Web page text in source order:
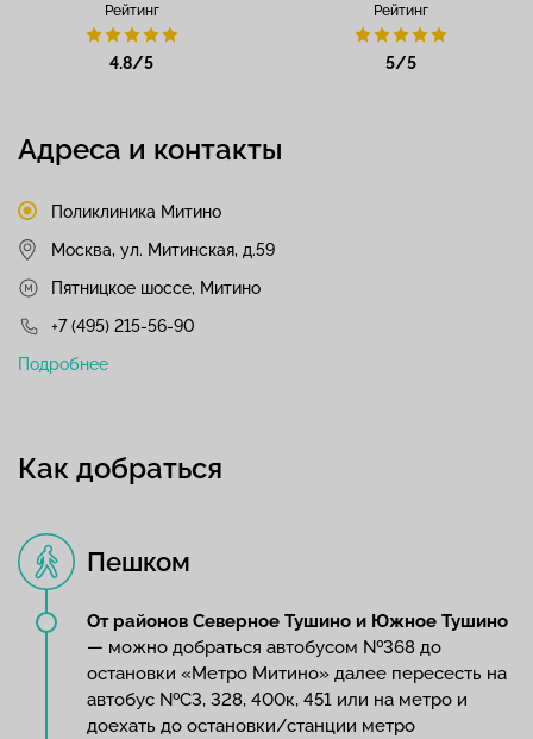
Рейтинг
4.8/5
Рейтинг
5/5
Адреса и контакты
Поликлиника Митино
Москва, ул. Митинская, д.59
Пятницкое шоссе, Митино
+7 (495) 215-56-90
Подробнее
Как добраться
Пешком
От районов Северное Тушино и Южное Тушино
— можно добраться автобусом №368 до
остановки «Метро Митино» далее пересесть на
автобус №С3, 328, 400к, 451 или на метро и
доехать до остановки/станции метро